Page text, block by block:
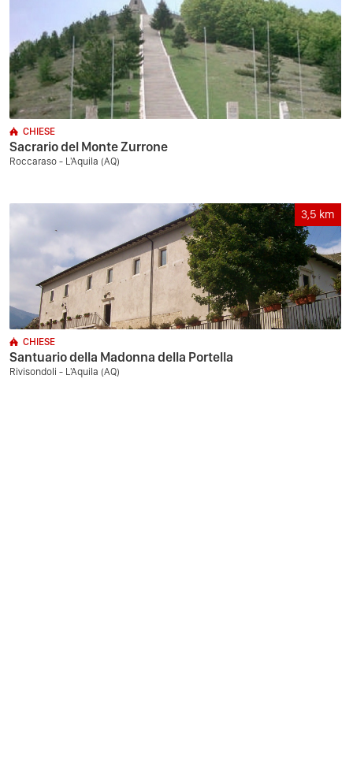
CHIESE
Sacrario del Monte Zurrone
Roccaraso - L'Aquila (AQ)
3,5 km
CHIESE
Santuario della Madonna della Portella
Rivisondoli - L'Aquila (AQ)